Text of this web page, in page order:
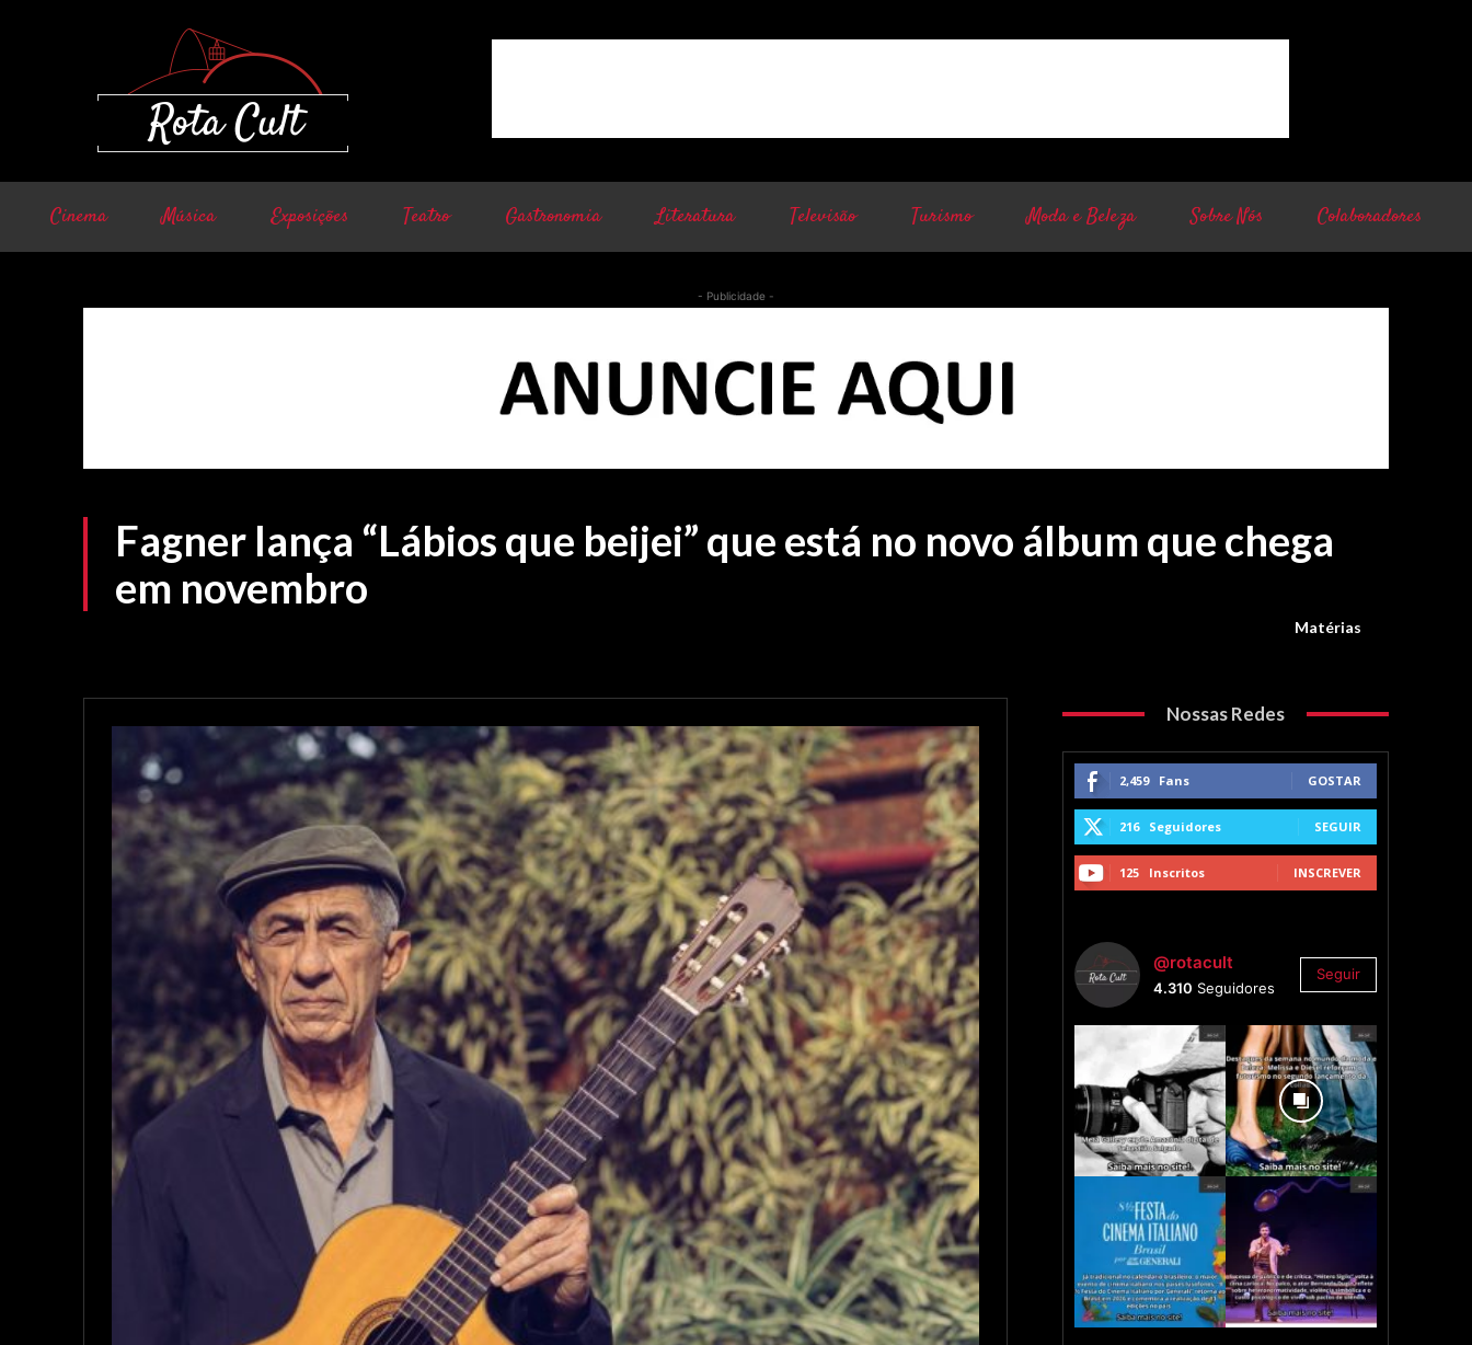
Cinema Música Exposições Teatro Gastronomia Literatura Televisão Turismo Moda e Beleza Sobre Nós Colaboradores
- Publicidade -
Fagner lança “Lábios que beijei” que está no novo álbum que chega
em novembro
Matérias
Nossas Redes
2,459 Fans GOSTAR
216 Seguidores SEGUIR
125 Inscritos INSCREVER
@rotacult
4.310 Seguidores
Seguir